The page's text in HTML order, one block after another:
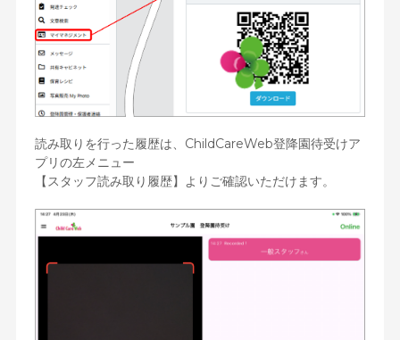
読み取りを行った履歴は、ChildCareWeb登降園待受けア
プリの左メニュー
【スタッフ読み取り履歴】よりご確認いただけます。